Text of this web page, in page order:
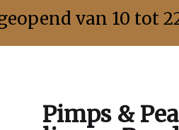
van 10 tot
Pimps &